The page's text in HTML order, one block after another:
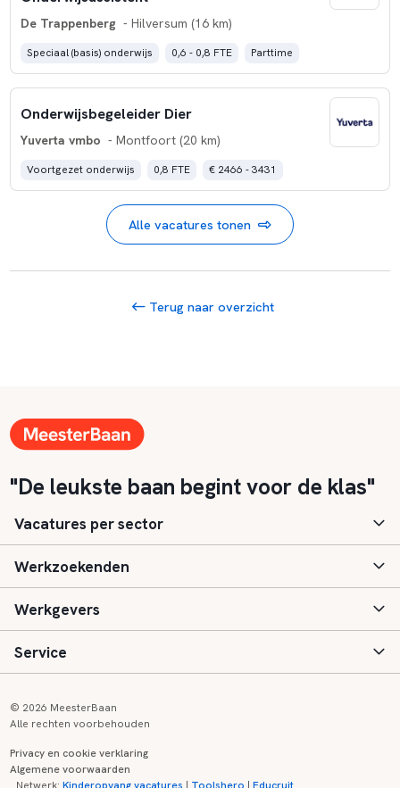
De Trappenberg - Hilversum (16 km)
Speciaal (basis) onderwijs 0,6 - 0,8 FTE Parttime
Onderwijsbegeleider Dier
Yuverta vmbo - Montfoort (20 km)
Voortgezet onderwijs 0,8 FTE € 2466 - 3431
Alle vacatures tonen
Terug naar overzicht
"De leukste baan begint voor de klas"
Vacatures per sector
Basisonderwijs
Speciaal (basis) onderwijs
Voortgezet onderwijs
Kinderopvang
Werkzoekenden
Aanmelden
Vacatures
Zij-instroom informatie
Werkgevers
Inloggen
Registreren
Service
Onderwijs links
© 2026 MeesterBaan
Alle rechten voorbehouden
Privacy en cookie verklaring
Algemene voorwaarden
Netwerk:Kinderopvang vacatures | Toolshero |Educruit